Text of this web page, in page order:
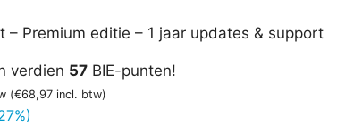
– Premium editie – 1 jaar updates & support
verdien 57BIE-punten!
(€68,97incl. btw)